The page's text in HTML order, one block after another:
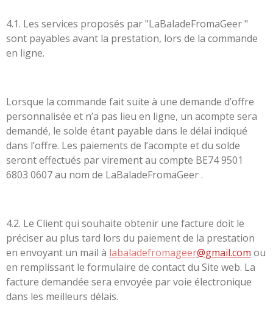
4.1. Les services proposés par "LaBaladeFromaGeer "
sont payables avant la prestation, lors de la commande
en ligne.
Lorsque la commande fait suite à une demande d’offre
personnalisée et n’a pas lieu en ligne, un acompte sera
demandé, le solde étant payable dans le délai indiqué
dans l’offre. Les paiements de l’acompte et du solde
seront effectués par virement au compte BE74 9501
6803 0607 au nom de LaBaladeFromaGeer.
4.2. Le Client qui souhaite obtenir une facture doit le
préciser au plus tard lors du paiement de la prestation
en envoyant un mail à labaladefromageer@gmail.com ou
en remplissant le formulaire de contact du Site web. La
facture demandée sera envoyée par voie électronique
dans les meilleurs délais.